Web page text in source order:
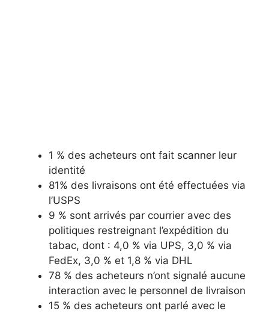
1 % des acheteurs ont fait scanner leur
identité
81% des livraisons ont été effectuées via
l’USPS
9 % sont arrivés par courrier avec des
politiques restreignant l’expédition du
tabac, dont : 4,0 % via UPS, 3,0 % via
FedEx, 3,0 % et 1,8 % via DHL
78 % des acheteurs n’ont signalé aucune
interaction avec le personnel de livraison
15 % des acheteurs ont parlé avec le